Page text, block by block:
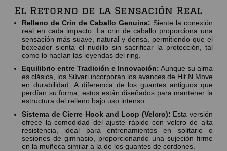
El Retorno de la Sensación Real
Relleno de Crin de Caballo Genuina: Siente la conexión
real en cada impacto. La crin de caballo proporciona una
sensación más suave, natural y densa, permitiendo que el
boxeador sienta el nudillo sin sacrificar la protección, tal
como lo hacían las leyendas del ring.
Equilibrio entre Tradición e Innovación: Aunque su alma
es clásica, los Süvari incorporan los avances de Hit N Move
en durabilidad. A diferencia de los guantes antiguos que
perdían su forma, estos están diseñados para mantener la
estructura del relleno bajo uso intenso.
Sistema de Cierre Hook and Loop (Velcro): Esta versión
ofrece la comodidad del ajuste rápido con velcro de alta
resistencia, ideal para entrenamientos en solitario o
sesiones de gimnasio, proporcionando una sujeción firme
en la muñeca similar a la de los guantes de cordones.